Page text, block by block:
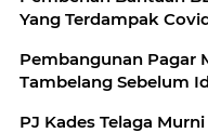
Yang Terdampak
Pembangunan Pagar
Tambelang Sebelum
PJ Kades Telaga Murni Lakukan